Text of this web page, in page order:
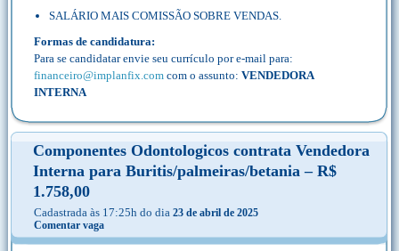
SALÁRIO MAIS COMISSÃO SOBRE VENDAS.
Formas de candidatura:
Para se candidatar envie seu currículo por e-mail para:
financeiro@implanfix.com com o assunto: VENDEDORA
INTERNA
Componentes Odontologicos contrata Vendedora
Interna para Buritis/palmeiras/betania – R$
1.758,00
Cadastrada às 17:25h do dia 23 de abril de 2025
Comentar vaga